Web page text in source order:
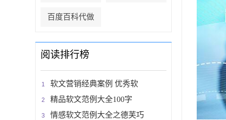
百度百科代做
阅读排行榜
软文营销经典案例 优秀软
精品软文范例大全100字
情感软文范例大全之德芙巧